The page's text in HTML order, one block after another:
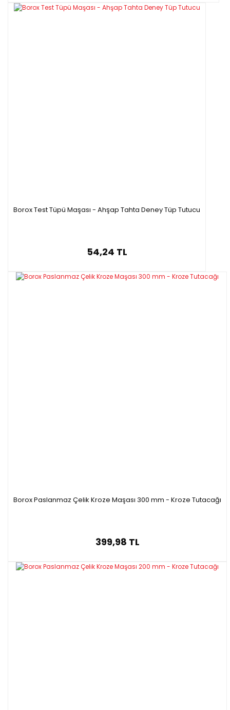
Borox Test Tüpü Maşası - Ahşap Tahta Deney Tüp Tutucu
54,24 TL
Borox Paslanmaz Çelik Kroze Maşası 300 mm - Kroze Tutacağı
399,98 TL